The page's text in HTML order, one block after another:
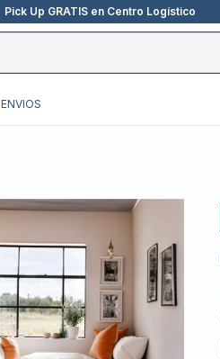
Pick Up GRATIS en Centro Logístico
ENVIOS